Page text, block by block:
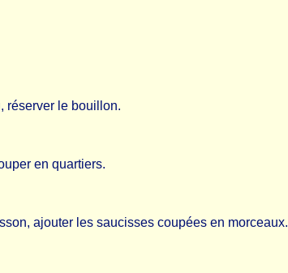
réserver le bouillon.
en quartiers.
ajouter les saucisses coupées en morceaux.